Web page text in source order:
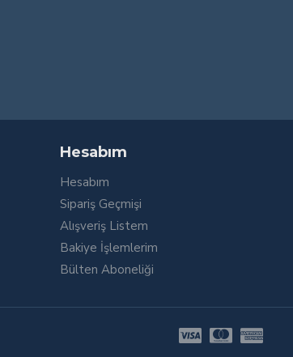
Hesabım
Hesabım
Sipariş Geçmişi
Alışveriş Listem
Bakiye İşlemlerim
Bülten Aboneliği